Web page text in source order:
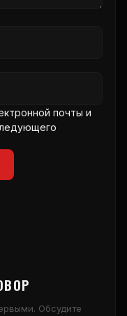
почты и
Обсудите